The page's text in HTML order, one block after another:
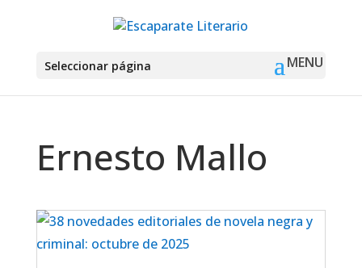
Seleccionar página
Ernesto Mallo